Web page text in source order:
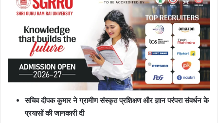
सचिव दीपक कुमार ने ग्रामीण संस्कृत प्रशिक्षण और ज्ञान परंपरा संवर्धन के
प्रयासों की जानकारी दी